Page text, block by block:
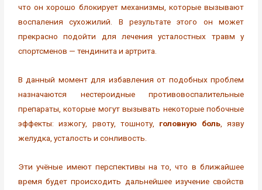
что он хорошо блокирует механизмы, которые вызывают
воспаления сухожилий. В результате этого он может
прекрасно подойти для лечения усталостных травм у
спортсменов — тендинита и артрита.
В данный момент для избавления от подобных проблем
назначаются нестероидные противовоспалительные
препараты, которые могут вызывать некоторые побочные
эффекты: изжогу, рвоту, тошноту, головную боль, язву
желудка, усталость и сонливость.
Эти учёные имеют перспективы на то, что в ближайшее
время будет происходить дальнейшее изучение свойств